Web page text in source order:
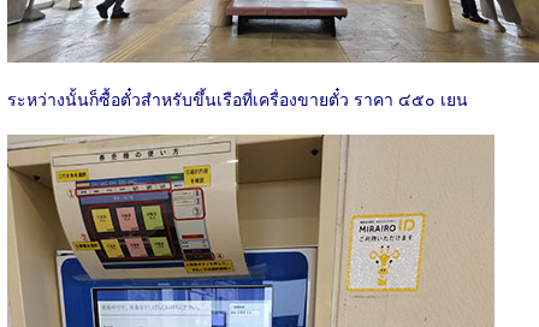
ระหว่างนั้นก็ซื้อตั๋วสำหรับขึ้นเรือที่เครื่องขายตั๋ว ราคา ๔๕๐ เยน